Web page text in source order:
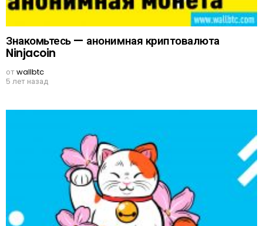
Знакомьтесь — анонимная криптовалюта
Ninjacoin
отwallbtc
5 лет назад